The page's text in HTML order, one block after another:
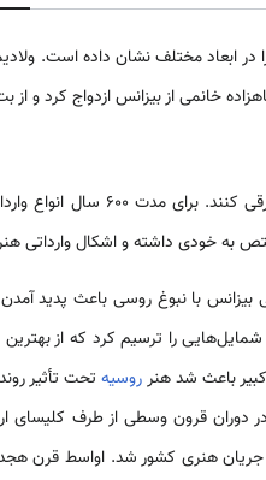
در ابعاد مختلف نشان داده است.
وارداتی هنر مسیحی در
خودی داشته و اشکال وارداتی
با نبوغ روسی باعث پدید
شمایل‌هایی را ترسیم کرد که از
روسیهتحت تأثیر
قرون وسطی از طرف کلیسای
جریان هنری کشور شد. اواسط قرن